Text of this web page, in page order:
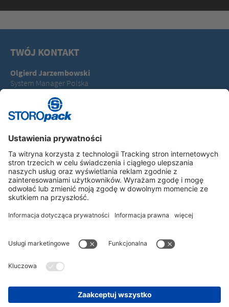
TWÓJ KONTAKT
Olgierd Jarzembowski
System Manager Polska
T +48 530795475
olgierd.jarzembowski@storopack.com
YouTube Glassdoor
DANE FIRMOWE